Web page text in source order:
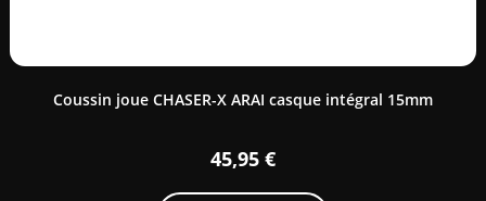
Coussin joue CHASER-X ARAI casque intégral 15mm
45,95 €